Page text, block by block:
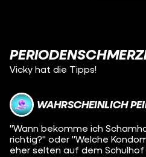
Vicky hat die Tipps!
WAHRSCHEINLICH
"Wann bekomme ich
richtig?" oder "Welche
eher selten auf dem